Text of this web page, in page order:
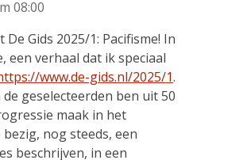
08:00
Gids 2025/1: Pacifisme! In
verhaal dat ik speciaal
www.de-gids.nl/2025/1.
geselecteerden ben uit 50
maak in het
nog steeds, een
beschrijven, in een